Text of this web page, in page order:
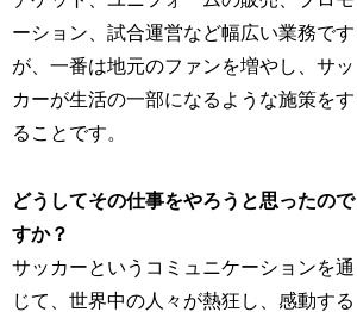
ーション、試合運営など幅広い業務です
が、一番は地元のファンを増やし、サッ
カーが生活の一部になるような施策をす
ることです。
どうしてその仕事をやろうと思ったので
すか？
サッカーというコミュニケーションを通
じて、世界中の人々が熱狂し、感動する